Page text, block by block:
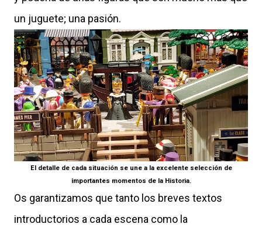
un juguete; una pasión.
El detalle de cada situación se une a la excelente selección de
importantes momentos de la Historia.
Os garantizamos que tanto los breves textos
introductorios a cada escena como la